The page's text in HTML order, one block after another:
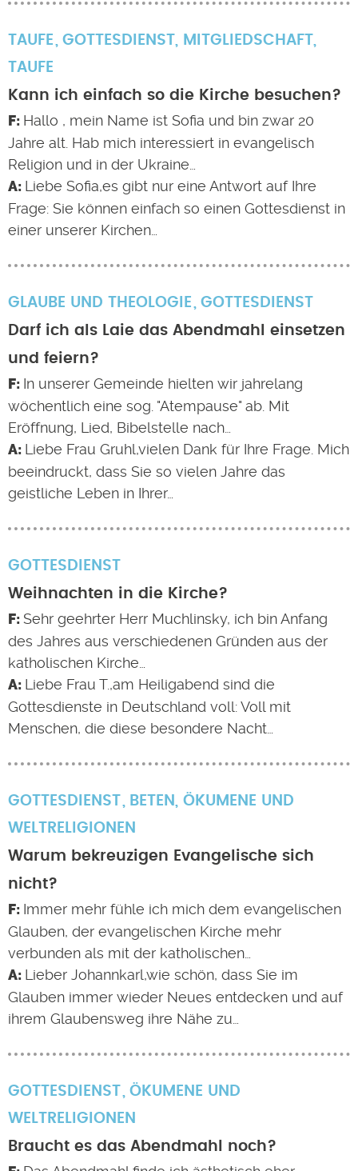
TAUFE GOTTESDIENST, MITGLIEDSCHAFT,
TAUFE
Kann ich einfach so die Kirche besuchen?
Hallo , mein Name ist Sofia und bin zwar 20
Jahre alt. Hab mich interessiert in evangelisch
Religion und in der Ukraine…
Liebe Sofia,es gibt nur eine Antwort auf Ihre
Frage: Sie können einfach so einen Gottesdienst in
einer unserer Kirchen…
GLAUBE UND THEOLOGIE
GOTTESDIENST
Darf ich als Laie das Abendmahl einsetzen
und feiern?
In unserer Gemeinde hielten wir jahrelang
wöchentlich eine sog. "Atempause" ab. Mit
Eröffnung, Lied, Bibelstelle nach…
Liebe Frau Gruhl,vielen Dank für Ihre Frage. Mich
beeindruckt, dass Sie so vielen Jahre das
geistliche Leben in Ihrer…
GOTTESDIENST
Weihnachten in die Kirche?
Sehr geehrter Herr Muchlinsky, ich bin Anfang
des Jahres aus verschiedenen Gründen aus der
katholischen Kirche…
Liebe Frau T.,am Heiligabend sind die
Gottesdienste in Deutschland voll: Voll mit
Menschen, die diese besondere Nacht…
GOTTESDIENST BETEN , ÖKUMENE UND
WELTRELIGIONEN
Warum bekreuzigen Evangelische sich
nicht?
Immer mehr fühle ich mich dem evangelischen
Glauben, der evangelischen Kirche mehr
verbunden als mit der katholischen…
Lieber Johannkarl,wie schön, dass Sie im
Glauben immer wieder Neues entdecken und auf
ihrem Glaubensweg ihre Nähe zu…
GOTTESDIENST ÖKUMENE UND
WELTRELIGIONEN
Braucht es das Abendmahl noch?